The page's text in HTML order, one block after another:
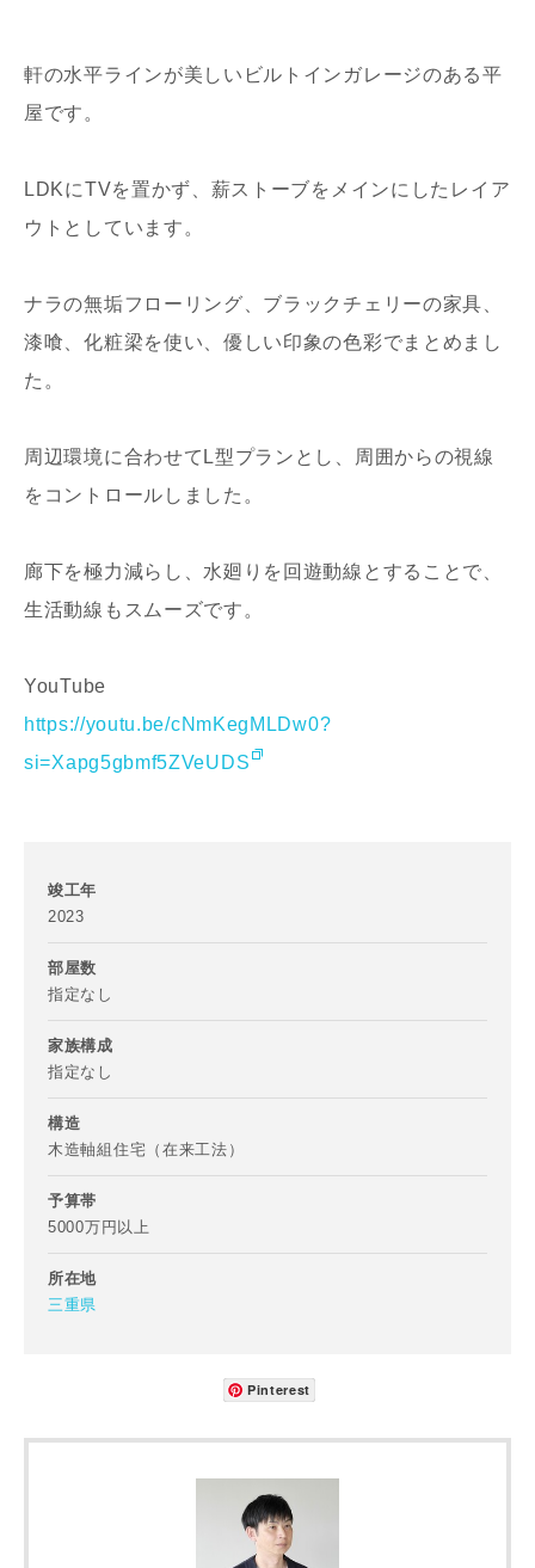
写真を拡大する
軒の水平ラインが美しいビルトインガレージのある平
屋です。
LDKにTVを置かず、薪ストーブをメインにしたレイア
ウトとしています。
ナラの無垢フローリング、ブラックチェリーの家具、
漆喰、化粧梁を使い、優しい印象の色彩でまとめまし
た。
周辺環境に合わせてL型プランとし、周囲からの視線
をコントロールしました。
廊下を極力減らし、水廻りを回遊動線とすることで、
生活動線もスムーズです。
YouTube
https://youtu.be/cNmKegMLDw0?
si=Xapg5gbmf5ZVeUDS
竣工年
2023
部屋数
指定なし
家族構成
指定なし
構造
木造軸組住宅（在来工法）
予算帯
5000万円以上
所在地
三重県
Pinterest